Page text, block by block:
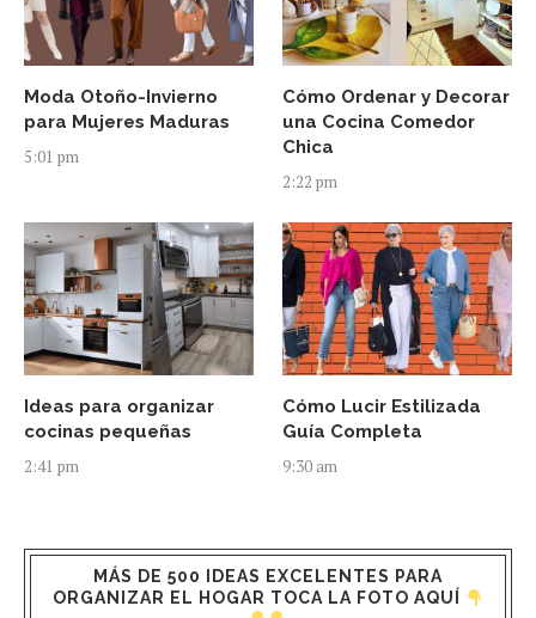
Moda Otoño-Invierno
para Mujeres Maduras
5:01 pm
Cómo Ordenar y Decorar
una Cocina Comedor
Chica
2:22 pm
Ideas para organizar
cocinas pequeñas
2:41 pm
Cómo Lucir Estilizada
Guía Completa
9:30 am
MÁS DE 500 IDEAS EXCELENTES PARA
ORGANIZAR EL HOGAR TOCA LA FOTO AQUÍ